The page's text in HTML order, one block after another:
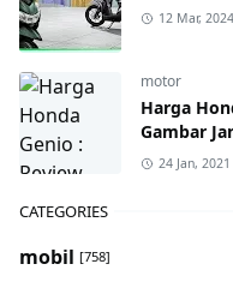
12 Mar, 2024
motor
Harga
Gambar
24 Jan, 2021
CATEGORIES
mobil [758]